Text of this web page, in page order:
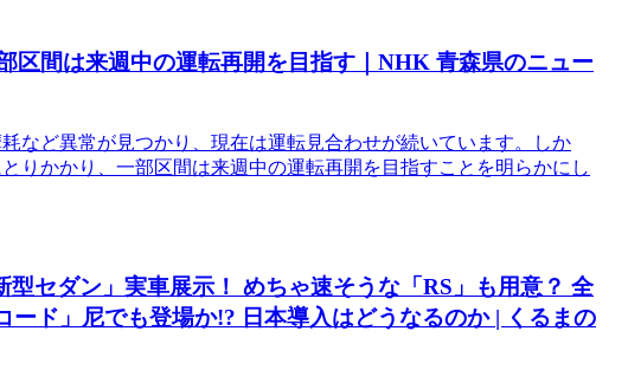
区間は来週中の運転再開を目指す｜NHK 青森県のニュー
など異常が見つかり、現在は運転見合わせが続いています。しか
りかかり、一部区間は来週中の運転再開を目指すことを明らかにし
型セダン」実車展示！ めちゃ速そうな「RS」も用意？ 全
ド」尼でも登場か!? 日本導入はどうなるのか | くるまの